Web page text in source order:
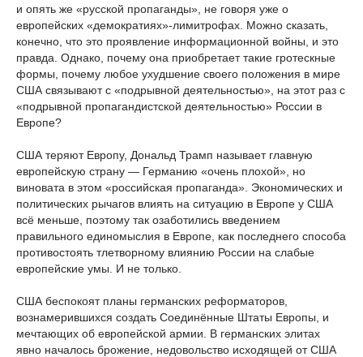
и опять же «русской пропаганды», не говоря уже о
европейских «демократиях»-лимитрофах. Можно сказать,
конечно, что это проявление информационной войны, и это
правда. Однако, почему она приобретает такие гротескные
формы, почему любое ухудшение своего положения в мире
США связывают с «подрывной деятельностью», на этот раз с
«подрывной пропагандистской деятельностью» России в
Европе?
США теряют Европу, Дональд Трамп называет главную
европейскую страну — Германию «очень плохой», но
виновата в этом «российская пропаганда». Экономических и
политических рычагов влиять на ситуацию в Европе у США
всё меньше, поэтому так озаботились введением
правильного единомыслия в Европе, как последнего способа
противостоять тлетворному влиянию России на слабые
европейские умы. И не только.
США беспокоят планы германских реформаторов,
вознамерившихся создать Соединённые Штаты Европы, и
мечтающих об европейской армии. В германских элитах
явно началось брожение, недовольство исходящей от США